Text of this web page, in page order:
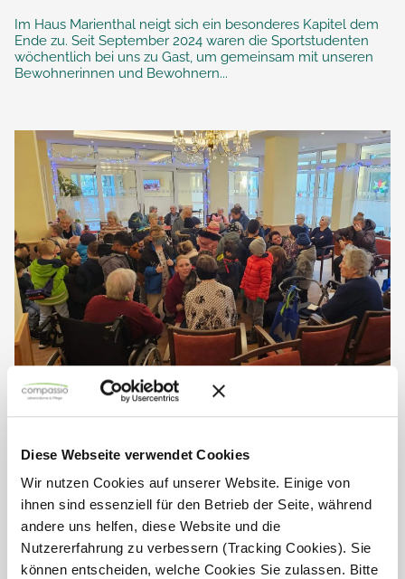
Diese Webseite verwendet Cookies
Wir nutzen Cookies auf unserer Website. Einige von
ihnen sind essenziell für den Betrieb der Seite, während
andere uns helfen, diese Website und die
Nutzererfahrung zu verbessern (Tracking Cookies). Sie
können entscheiden, welche Cookies Sie zulassen. Bitte
Im Haus Marienthal neigt sich ein besonderes Kapitel dem
Ende zu. Seit September 2024 waren die Sportstudenten
wöchentlich bei uns zu Gast, um gemeinsam mit unseren
Bewohnerinnen und Bewohnern...
Adventssingen mit dem St. Notker
Das Haus Marienthal wurde in der Adventszeit von
festlichen Klängen erfüllt. Der St. Notker Kindergarten
besuchte unsere Einrichtung und brachte mit einem
stimmungsvollen Adventssingen die Vorfreude auf
Weihnachten zu...